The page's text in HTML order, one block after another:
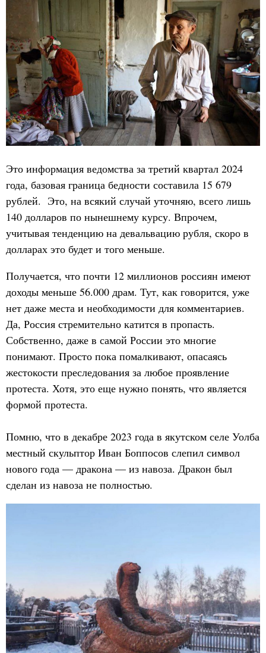
Это информация ведомства за третий квартал 2024
года, базовая граница бедности составила 15 679
рублей. Это, на всякий случай уточняю, всего лишь
140 долларов по нынешнему курсу. Впрочем,
учитывая тенденцию на девальвацию рубля, скоро в
долларах это будет и того меньше.
Получается, что почти 12 миллионов россиян имеют
доходы меньше 56.000 драм. Тут, как говорится, уже
нет даже места и необходимости для комментариев.
Да, Россия стремительно катится в пропасть.
Собственно, даже в самой России это многие
понимают. Просто пока помалкивают, опасаясь
жестокости преследования за любое проявление
протеста. Хотя, это еще нужно понять, что является
формой протеста.
Помню, что в декабре 2023 года в якутском селе Уолба
местный скульптор Иван Боппосов слепил символ
нового года — дракона — из навоза. Дракон был
сделан из навоза не полностью.